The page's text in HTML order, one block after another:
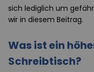
sich lediglich um
wir in diesem Beitrag.
Was ist ein
Schreibtisch?